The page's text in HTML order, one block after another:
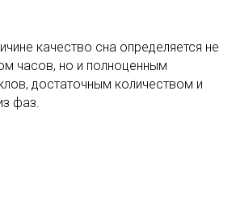
качество сна определяется не
часов, но и полноценным
достаточным количеством и
фаз.